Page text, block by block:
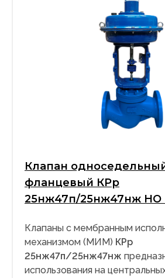
Клапан
фланцевый КРр
25нж47п/25нж47нж НО
Клапаны с мембранным
механизмом (МИМ) КРр
25нж47п/25нж47нж
использования на